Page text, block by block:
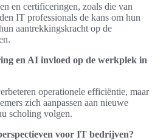
en certificeringen, zoals die van
IT professionals de kans om hun
aantrekkingskracht op de
en AI invloed op de werkplek in
operationele efficiëntie, maar
zich aanpassen aan nieuwe
scholing volgen.
voor IT bedrijven?